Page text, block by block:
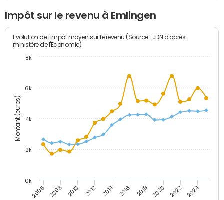
Impôt sur le revenu à Emlingen
Montant (euros)
Evolution de l'impôt moyen sur le revenu (Source : JDN d'après
ministère de l'Economie)
2006 2008 2010 2012 2014 2016 2018 2020 2022 2024
0k
2k
4k
6k
8k